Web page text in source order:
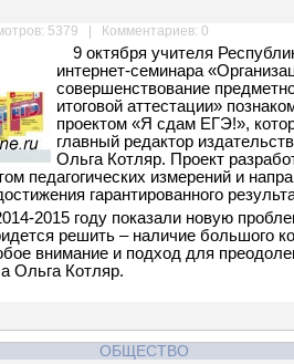
5379 | Комментариев: 0
9 октября учителя
интернет-семинара
совершенствование
итоговой аттестации»
проектом «Я сдам ЕГЭ!»,
главный редактор
Ольга Котляр. Проект
педагогических измерений и
гарантированного
2015 году показали новую
решить – наличие большого
внимание и подход для
Ольга Котляр.
ОБЩЕСТВО